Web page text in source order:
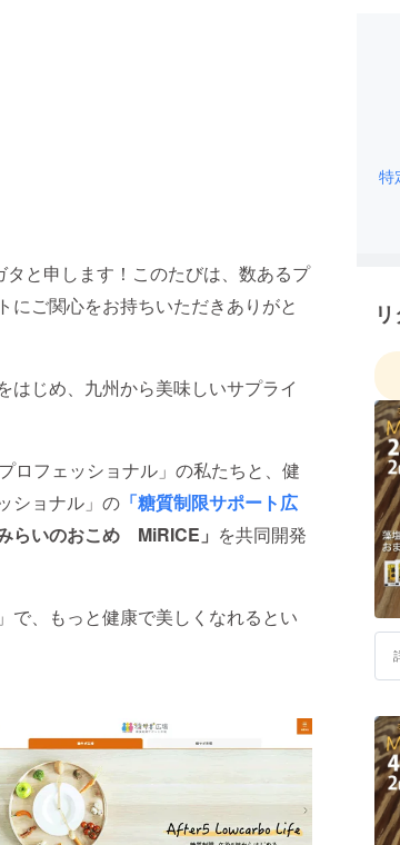
タと申します！このたびは、数あるプ
にご関心をお持ちいただきありがと
はじめ、九州から美味しいサプライ
ロフェッショナル」の私たちと、健
ショナル」の 「糖質制限サポート広
みらいのおこめ MiRICE」 を共同開発
で、もっと健康で美しくなれるとい
特